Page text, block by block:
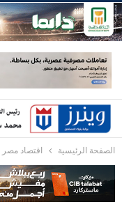
الصفحة الرئيسية اقتصاد مصر